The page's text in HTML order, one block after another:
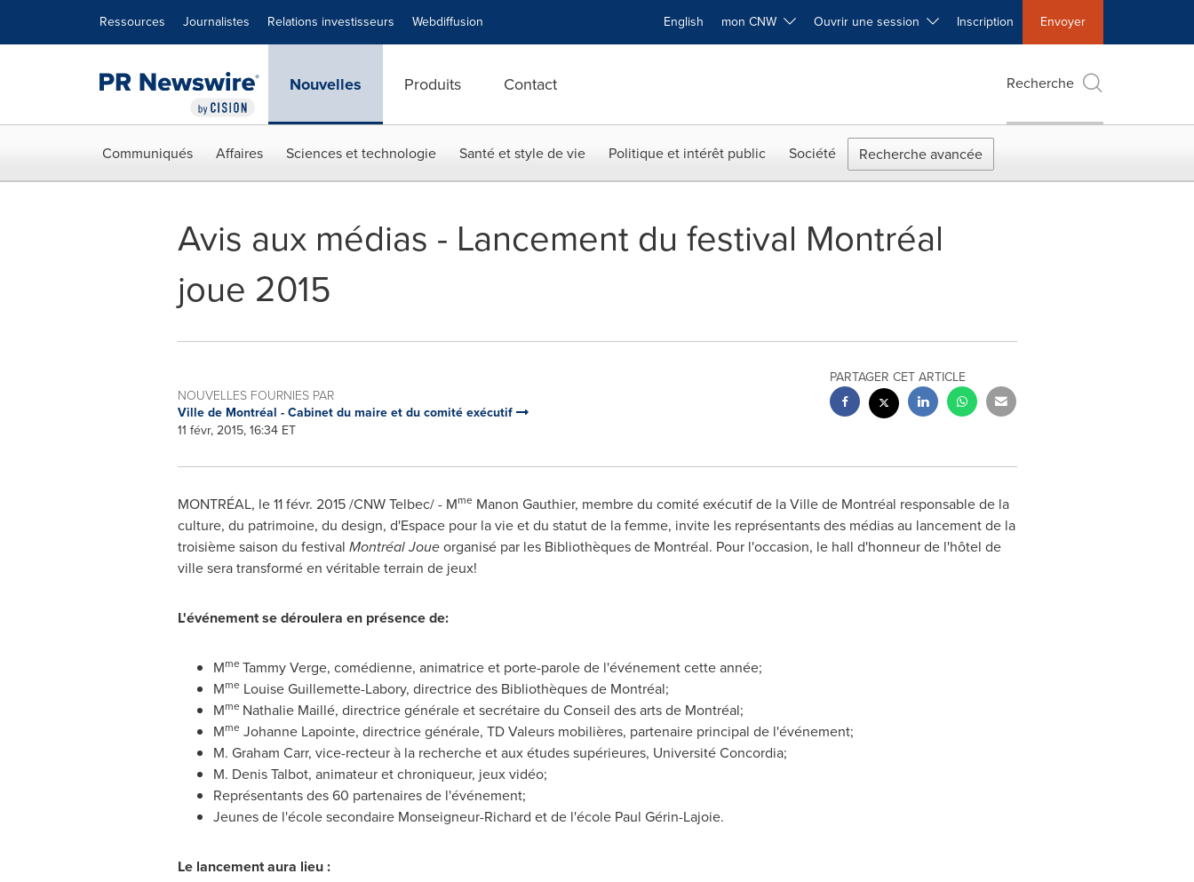
Ressources Journalistes Relations investisseurs Webdiffusion English mon CNW Ouvrir une session Inscription Envoyer
Nouvelles Produits Contact Recherche
Communiqués Affaires Sciences et technologie Santé et style de vie Politique et intérêt public Société Recherche avancée
Avis aux médias - Lancement du festival Montréal
joue 2015
NOUVELLES FOURNIES PAR
Ville de Montréal - Cabinet du maire et du comité exécutif
11 févr, 2015, 16:34 ET
PARTAGER CET ARTICLE
MONTRÉAL, le 11 févr. 2015 /CNW Telbec/ - Mme Manon Gauthier, membre du comité exécutif de la Ville de Montréal responsable de la
culture, du patrimoine, du design, d'Espace pour la vie et du statut de la femme, invite les représentants des médias au lancement de la
troisième saison du festival Montréal Joueorganisé par les Bibliothèques de Montréal. Pour l'occasion, le hall d'honneur de l'hôtel de
ville sera transformé en véritable terrain de jeux!
L'événement se déroulera en présence de:
MmeTammy Verge, comédienne, animatrice et porte-parole de l'événement cette année;
Mme Louise Guillemette-Labory, directrice des Bibliothèques de Montréal;
Mme Nathalie Maillé, directrice générale et secrétaire du Conseil des arts de Montréal;
Mme Johanne Lapointe, directrice générale, TD Valeurs mobilières, partenaire principal de l'événement;
M. Graham Carr, vice-recteur à la recherche et aux études supérieures, Université Concordia;
M. Denis Talbot, animateur et chroniqueur, jeux vidéo;
Représentants des 60 partenaires de l'événement;
Jeunes del'école secondaire Monseigneur-Richard et de l'école Paul Gérin-Lajoie.
Le lancement aura lieu :